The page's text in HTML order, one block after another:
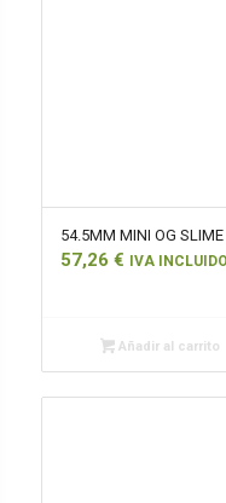
54.5MM MINI OG
57,26 € IVA INCLUIDO
Añadir al carrito